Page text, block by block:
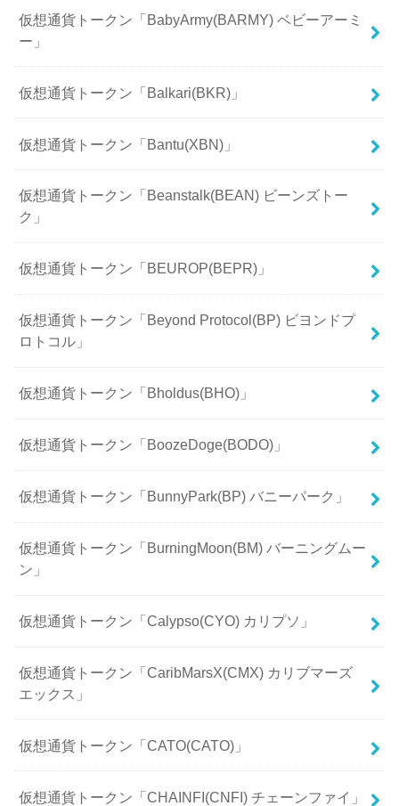
仮想通貨トークン「BabyArmy(BARMY) ベビーアーミ
ー」
仮想通貨トークン「Balkari(BKR)」
仮想通貨トークン「Bantu(XBN)」
仮想通貨トークン「Beanstalk(BEAN) ビーンズトー
ク」
仮想通貨トークン「BEUROP(BEPR)」
仮想通貨トークン「Beyond Protocol(BP) ビヨンドプ
ロトコル」
仮想通貨トークン「Bholdus(BHO)」
仮想通貨トークン「BoozeDoge(BODO)」
仮想通貨トークン「BunnyPark(BP) バニーパーク」
仮想通貨トークン「BurningMoon(BM) バーニングムー
ン」
仮想通貨トークン「Calypso(CYO) カリプソ」
仮想通貨トークン「CaribMarsX(CMX) カリブマーズ
エックス」
仮想通貨トークン「CATO(CATO)」
仮想通貨トークン「CHAINFI(CNFI) チェーンファイ」